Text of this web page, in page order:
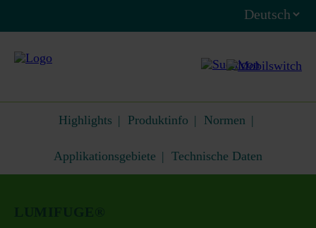
Highlights Produktinfo Normen
Applikationsgebiete Technische Daten